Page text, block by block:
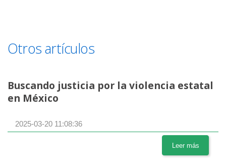
Otros artículos
Buscando justicia por la violencia estatal
en México
2025-03-20 11:08:36
Leer más